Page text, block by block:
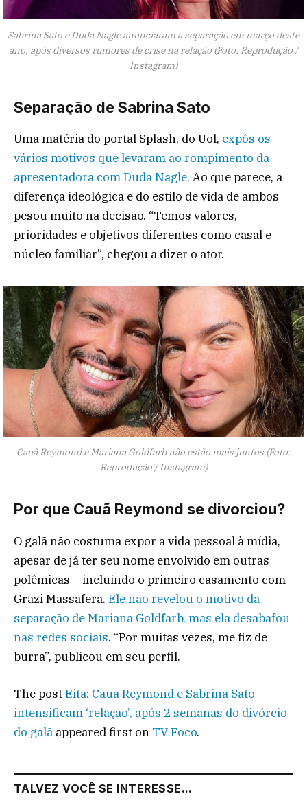
Sabrina Sato e Duda Nagle anunciaram a separação em março deste
ano, após diversos rumores de crise na relação (Foto: Reprodução /
Instagram)
Separação de Sabrina Sato
Uma matéria do portal Splash, do Uol, expôs os
vários motivos que levaram ao rompimento da
apresentadora com Duda Nagle. Ao que parece, a
diferença ideológica e do estilo de vida de ambos
pesou muito na decisão. “Temos valores,
prioridades e objetivos diferentes como casal e
núcleo familiar”, chegou a dizer o ator.
Cauã Reymond e Mariana Goldfarb não estão mais juntos (Foto:
Reprodução / Instagram)
Por que Cauã Reymond se divorciou?
O galã não costuma expor a vida pessoal à mídia,
apesar de já ter seu nome envolvido em outras
polêmicas – incluindo o primeiro casamento com
Grazi Massafera. Ele não revelou o motivo da
separação de Mariana Goldfarb, mas ela desabafou
nas redes sociais. “Por muitas vezes, me fiz de
burra”, publicou em seu perfil.
The postEita: Cauã Reymond e Sabrina Sato
intensificam ‘relação’, após 2 semanas do divórcio
do galã appeared first on TV Foco.
TALVEZ VOCÊ SE INTERESSE...